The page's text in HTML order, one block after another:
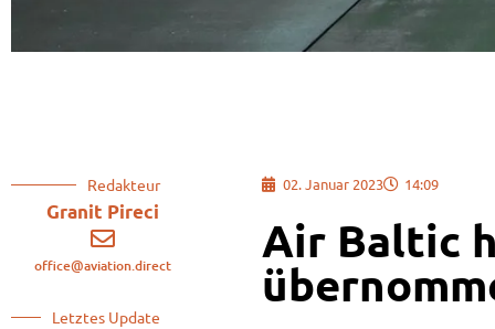
Redakteur
Granit Pireci
office@aviation.direct
Letztes Update
02. Januar 2023 14:09
Air Baltic